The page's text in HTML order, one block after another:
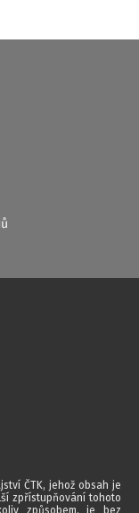
ČTK, jehož obsah je
zpřístupňování tohoto